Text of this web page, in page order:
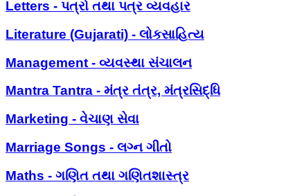
Letters - પત્રો તથા પત્ર વ્યવહાર
Literature (Gujarati) - લોકસાહિત્ય
Management - વ્યવસ્થા સંચાલન
Mantra Tantra - મંત્ર તંત્ર, મંત્રસિદ્ધિ
Marketing - વેચાણ સેવા
Marriage Songs - લગ્ન ગીતો
Maths - ગણિત તથા ગણિતશાસ્ત્ર